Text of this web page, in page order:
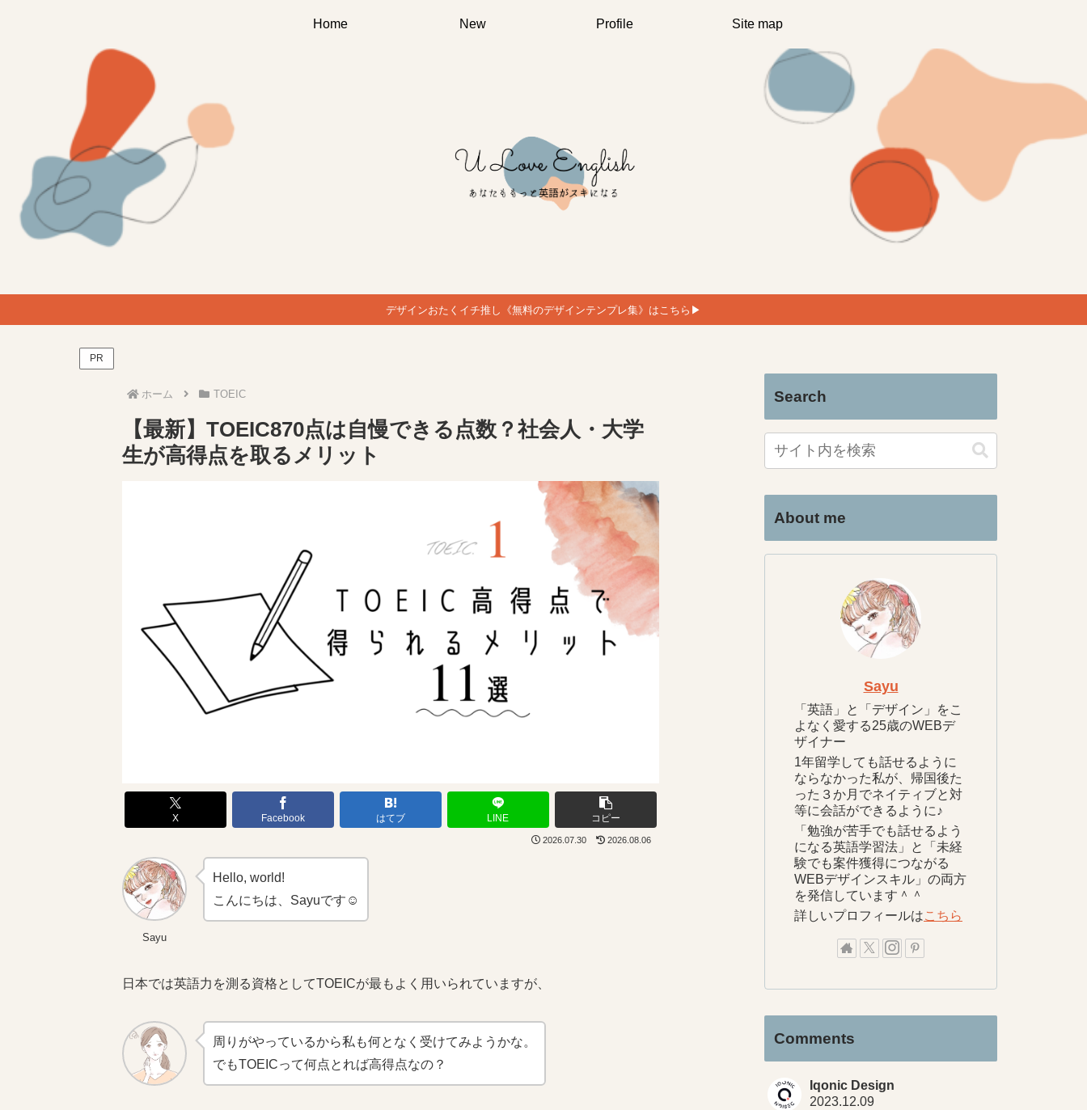
Home New Profile Site map
デザインおたくイチ推し《無料のデザインテンプレ集》はこちら▶︎
PR
ホーム TOEIC
【最新】TOEIC870点は自慢できる点数？社会人・大学
生が高得点を取るメリット
X Facebook はてブ LINE コピー
2026.07.30 2026.08.06
Sayu
Hello, world!
こんにちは、Sayuです☺
日本では英語力を測る資格としてTOEICが最もよく用いられていますが、
周りがやっているから私も何となく受けてみようかな。
でもTOEICって何点とれば高得点なの？
Search
About me
Sayu
「英語」と「デザイン」をこ
よなく愛する25歳のWEBデ
ザイナー
1年留学しても話せるように
ならなかった私が、帰国後た
った３か月でネイティブと対
等に会話ができるように♪
「勉強が苦手でも話せるよう
になる英語学習法」と「未経
験でも案件獲得につながる
WEBデザインスキル」の両方
を発信しています＾＾
詳しいプロフィールはこちら
Comments
Iqonic Design
2023.12.09